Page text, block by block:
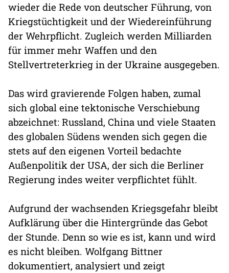
wieder die Rede von deutscher Führung, von
Kriegstüchtigkeit und der Wiedereinführung
der Wehrpflicht. Zugleich werden Milliarden
für immer mehr Waffen und den
Stellvertreterkrieg in der Ukraine ausgegeben.
Das wird gravierende Folgen haben, zumal
sich global eine tektonische Verschiebung
abzeichnet: Russland, China und viele Staaten
des globalen Südens wenden sich gegen die
stets auf den eigenen Vorteil bedachte
Außenpolitik der USA, der sich die Berliner
Regierung indes weiter verpflichtet fühlt.
Aufgrund der wachsenden Kriegsgefahr bleibt
Aufklärung über die Hintergründe das Gebot
der Stunde. Denn so wie es ist, kann und wird
es nicht bleiben. Wolfgang Bittner
dokumentiert, analysiert und zeigt